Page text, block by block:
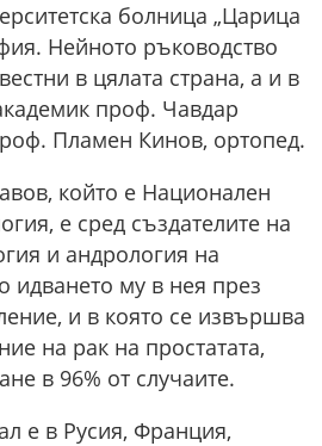
болница „Царица
Нейното ръководство
в цялата страна, а и в
проф. Чавдар
Пламен Кинов, ортопед.
който е Национален
е сред създателите на
и андрология на
идването му в нея през
и в която се извършва
на рак на простатата,
в 96% от случаите.
е в Русия, Франция,